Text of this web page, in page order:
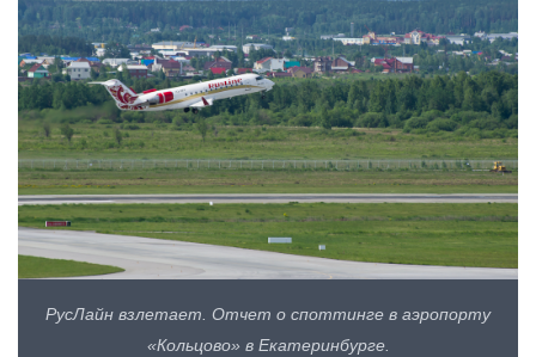
РусЛайн взлетает. Отчет о споттинге в аэропорту
«Кольцово» в Екатеринбурге.